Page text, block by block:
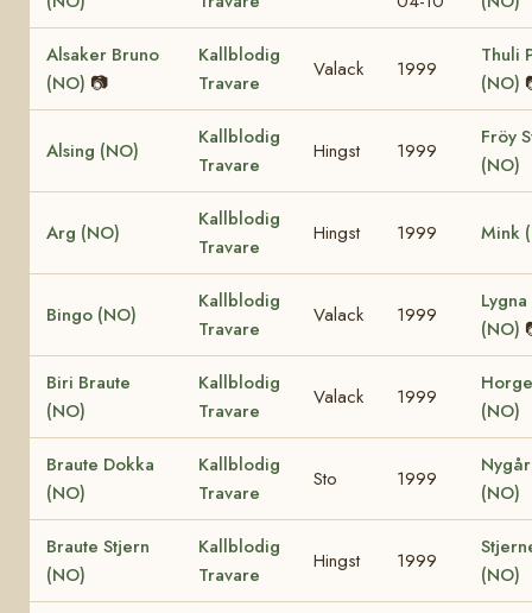
Alsaker Bruno
(NO) 📷
Kallblodig
Travare
Valack 1999
Thuli
(NO)
Alsing (NO)
Kallblodig
Travare
Hingst 1999
Fröy
(NO)
Arg (NO)
Kallblodig
Travare
Hingst 1999 Mink
Bingo (NO)
Kallblodig
Travare
Valack 1999
(NO)
Biri Braute
(NO)
Kallblodig
Travare
Valack 1999
(NO)
Braute Dokka
(NO)
Kallblodig
Travare
Sto 1999
(NO)
Braute Stjern
(NO)
Kallblodig
Travare
Hingst 1999
(NO)